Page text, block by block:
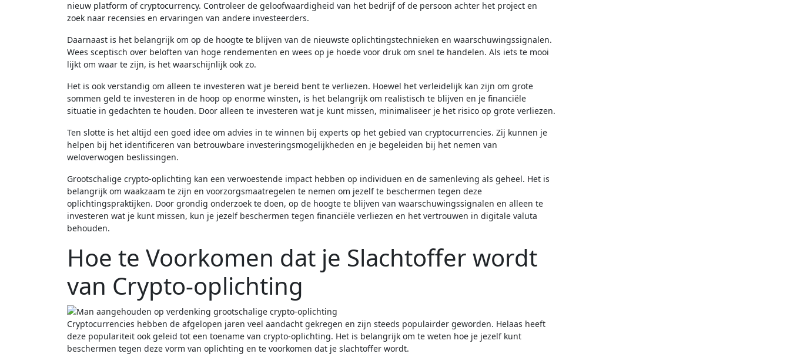
nieuw platform of cryptocurrency. Controleer de geloofwaardigheid van het bedrijf of de persoon achter het project en
zoek naar recensies en ervaringen van andere investeerders.
Daarnaast is het belangrijk om op de hoogte te blijven van de nieuwste oplichtingstechnieken en waarschuwingssignalen.
Wees sceptisch over beloften van hoge rendementen en wees op je hoede voor druk om snel te handelen. Als iets te mooi
lijkt om waar te zijn, is het waarschijnlijk ook zo.
Het is ook verstandig om alleen te investeren wat je bereid bent te verliezen. Hoewel het verleidelijk kan zijn om grote
sommen geld te investeren in de hoop op enorme winsten, is het belangrijk om realistisch te blijven en je financiële
situatie in gedachten te houden. Door alleen te investeren wat je kunt missen, minimaliseer je het risico op grote verliezen.
Ten slotte is het altijd een goed idee om advies in te winnen bij experts op het gebied van cryptocurrencies. Zij kunnen je
helpen bij het identificeren van betrouwbare investeringsmogelijkheden en je begeleiden bij het nemen van
weloverwogen beslissingen.
Grootschalige crypto-oplichting kan een verwoestende impact hebben op individuen en de samenleving als geheel. Het is
belangrijk om waakzaam te zijn en voorzorgsmaatregelen te nemen om jezelf te beschermen tegen deze
oplichtingspraktijken. Door grondig onderzoek te doen, op de hoogte te blijven van waarschuwingssignalen en alleen te
investeren wat je kunt missen, kun je jezelf beschermen tegen financiële verliezen en het vertrouwen in digitale valuta
behouden.
Hoe te Voorkomen dat je Slachtoffer wordt
van Crypto-oplichting
Cryptocurrencies hebben de afgelopen jaren veel aandacht gekregen en zijn steeds populairder geworden. Helaas heeft
deze populariteit ook geleid tot een toename van crypto-oplichting. Het is belangrijk om te weten hoe je jezelf kunt
beschermen tegen deze vorm van oplichting en te voorkomen dat je slachtoffer wordt.